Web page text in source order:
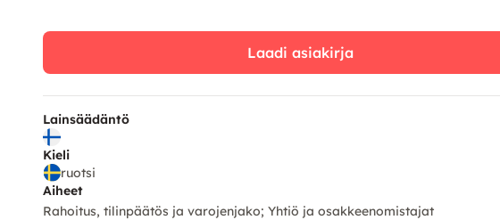
Lainsäädäntö
Kieli
ruotsi
Aiheet
Rahoitus, tilinpäätös ja varojenjako Yhtiö ja osakkeenomistajat
Laadi asiakirja